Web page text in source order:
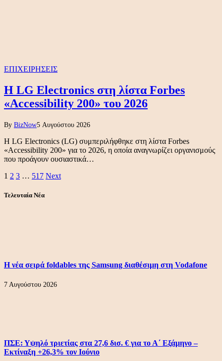
ΕΠΙΧΕΙΡΗΣΕΙΣ
Η LG Electronics στη λίστα Forbes
«Accessibility 200» του 2026
By BizNow5 Αυγούστου 2026
Η LG Electronics (LG) συμπεριλήφθηκε στη λίστα Forbes
«Accessibility 200» για το 2026, η οποία αναγνωρίζει οργανισμούς
που προάγουν ουσιαστικά…
1 2 3 … 517 Next
Τελευταία Νέα
Η νέα σειρά foldables της Samsung διαθέσιμη στη Vodafone
7 Αυγούστου 2026
ΠΣΕ: Υψηλό τριετίας στα 27,6 δισ. € για το Α΄ Εξάμηνο –
Εκτίναξη +26,3% τον Ιούνιο